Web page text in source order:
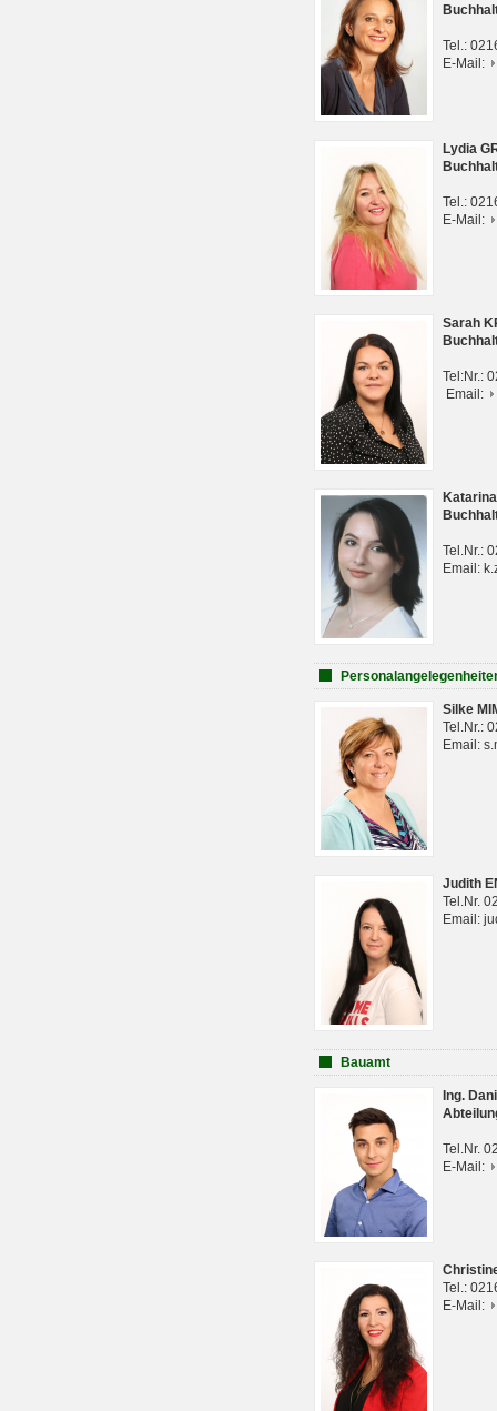
Tel.:
E-Mail:
Lydia
Tel.:
E-Mail:
Sarah
Tel:Nr.:
Email:
Tel.Nr.:
Email:
Silke
Tel.Nr.:
Email:
Judith
Tel.Nr.
Email:
Bauamt
Ing.
Tel.Nr.
E-Mail:
Tel.:
E-Mail: